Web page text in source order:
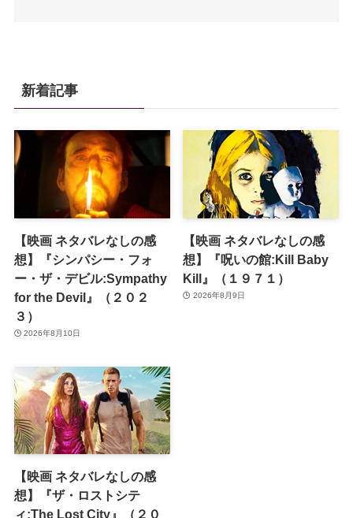
新着記事
【映画 ネタバレなしの感
想】『シンパシー・フォ
ー・ザ・デビル:Sympathy
for the Devil』（２０２
３）
2026年8月10日
【映画 ネタバレなしの感
想】『呪いの館:Kill Baby
Kill』（１９７１）
2026年8月9日
【映画 ネタバレなしの感
想】『ザ・ロストシテ
ィ:The Lost City』（２０